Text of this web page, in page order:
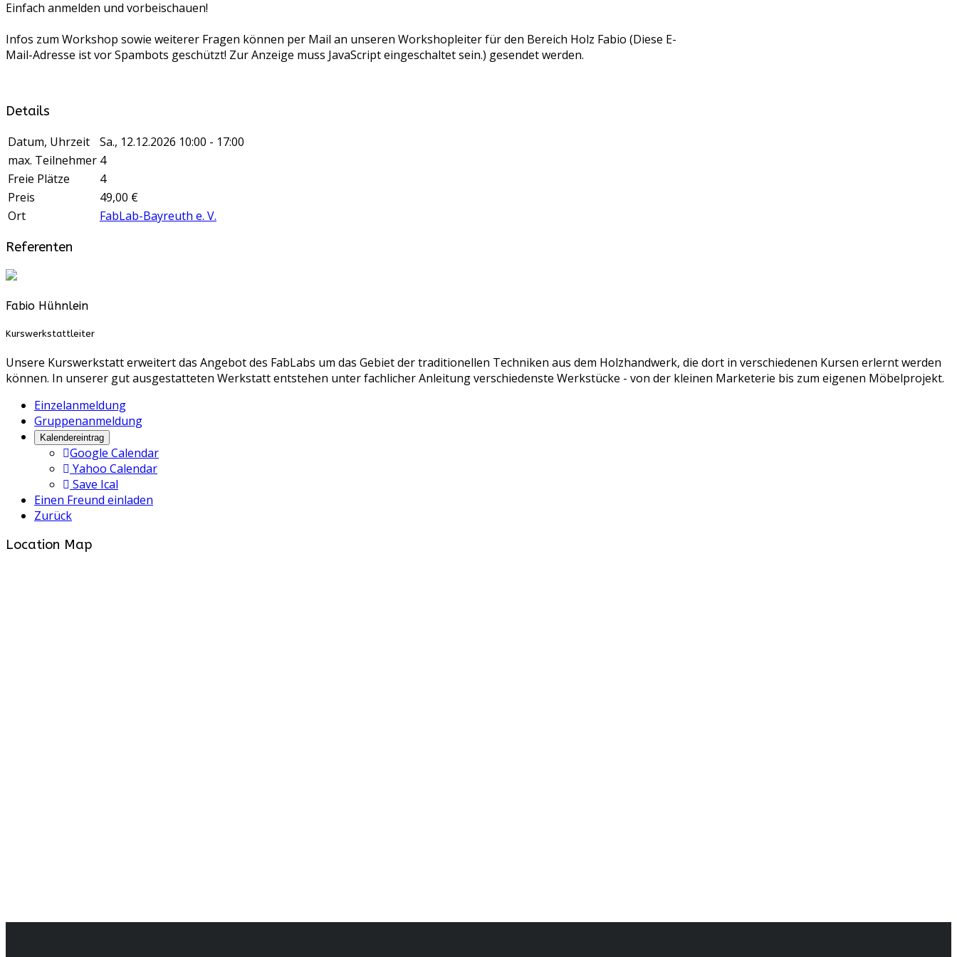
Einfach anmelden und vorbeischauen!
Infos zum Workshop sowie weiterer Fragen können per Mail an unseren Workshopleiter für den Bereich Holz Fabio (Diese E-
Mail-Adresse ist vor Spambots geschützt! Zur Anzeige muss JavaScript eingeschaltet sein.) gesendet werden.
Details
Datum, Uhrzeit
Sa., 12.12.2026 10:00 - 17:00
max. Teilnehmer 4
Freie Plätze
4
Preis
49,00 €
Ort
FabLab-Bayreuth e. V.
Referenten
Fabio Hühnlein
Kurswerkstattleiter
Unsere Kurswerkstatt erweitert das Angebot des FabLabs um das Gebiet der traditionellen Techniken aus dem Holzhandwerk, die dort in verschiedenen Kursen erlernt werden
können. In unserer gut ausgestatteten Werkstatt entstehen unter fachlicher Anleitung verschiedenste Werkstücke - von der kleinen Marketerie bis zum eigenen Möbelprojekt.
Einzelanmeldung
Gruppenanmeldung
Kalendereintrag
Google Calendar
Yahoo Calendar
Save Ical
Einen Freund einladen
Zurück
Location Map